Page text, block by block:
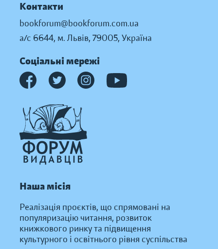
Контакти
bookforum@bookforum.com.ua
а/с 6644, м. Львів, 79005, Україна
Соціальні мережі
Наша місія
Реалізація проєктів, що спрямовані на
популяризацію читання, розвиток
книжкового ринку та підвищення
культурного і освітнього рівня суспільства